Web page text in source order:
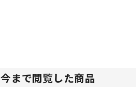
今まで閲覧した商品